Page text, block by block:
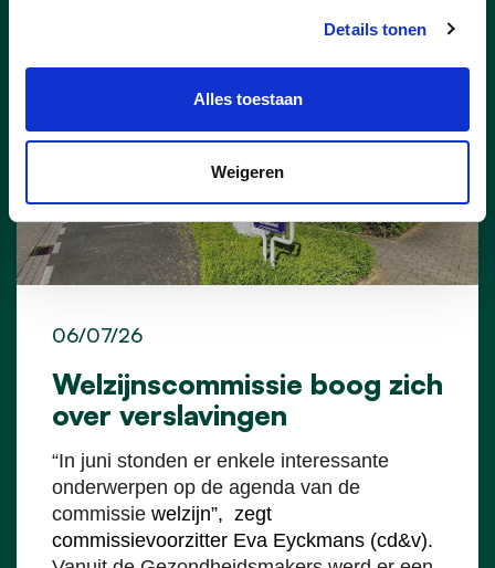
Details tonen
Alles toestaan
Weigeren
Welzijnscommissie boog zich
over verslavingen
06/07/26
“In juni stonden er enkele interessante
onderwerpen op de agenda van de
commissie welzijn”, zegt
commissievoorzitter Eva Eyckmans (cd&v).